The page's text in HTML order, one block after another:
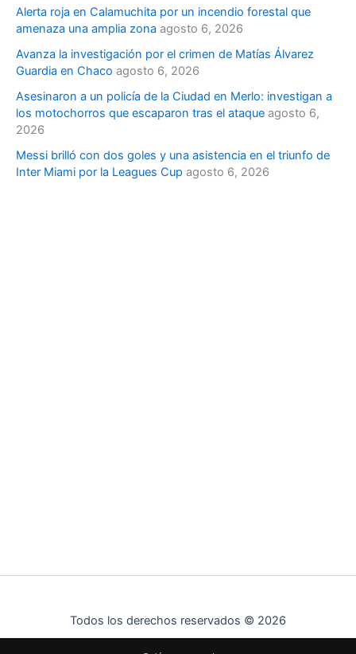
Alerta roja en Calamuchita por un incendio forestal que
amenaza una amplia zona agosto 6, 2026
Avanza la investigación por el crimen de Matías Álvarez
Guardia en Chaco agosto 6, 2026
Asesinaron a un policía de la Ciudad en Merlo: investigan a
los motochorros que escaparon tras el ataque agosto 6,
2026
Messi brilló con dos goles y una asistencia en el triunfo de
Inter Miami por la Leagues Cup agosto 6, 2026
Todos los derechos reservados © 2026